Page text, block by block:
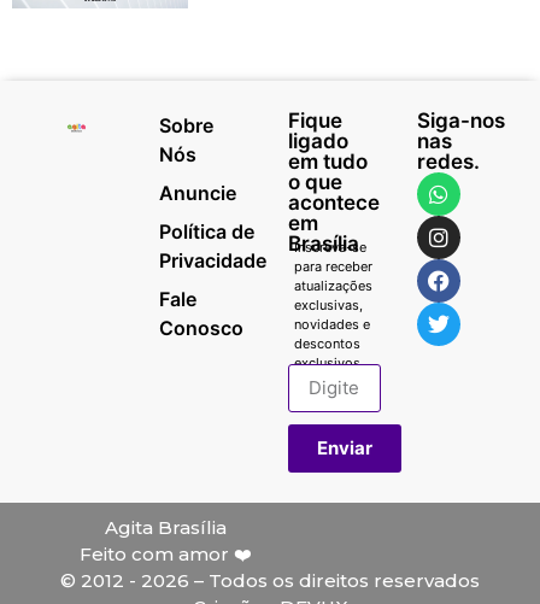
Sobre
Nós
Anuncie
Política de
Privacidade
Fale
Conosco
Fique
ligado
em tudo
o que
acontece
em
Brasília
Inscreva-se
para receber
atualizações
exclusivas,
novidades e
descontos
exclusivos.
Enviar
Siga-nos
nas
redes.
Agita Brasília
Feito com amor ❤️
© 2012 - 2026 – Todos os direitos reservados